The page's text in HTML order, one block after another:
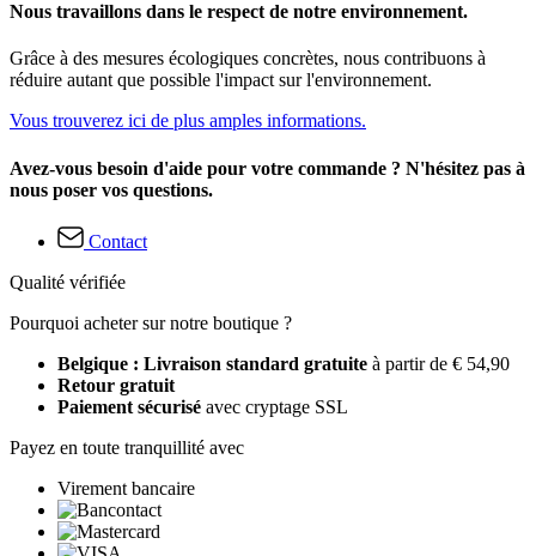
Nous travaillons dans le respect de notre environnement.
Grâce à des mesures écologiques concrètes, nous contribuons à
réduire autant que possible l'impact sur l'environnement.
Vous trouverez ici de plus amples informations.
Avez-vous besoin d'aide pour votre commande ? N'hésitez pas à
nous poser vos questions.
Contact
Qualité vérifiée
Pourquoi acheter sur notre boutique ?
Belgique : Livraison standard gratuite à partir de € 54,90
Retour gratuit
Paiement sécurisé avec cryptage SSL
Payez en toute tranquillité avec
Virement bancaire